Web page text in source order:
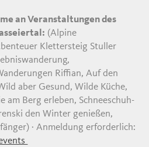
an Veranstaltungen des
(Alpine
Klettersteig Stuller
Riffian, Auf den
aber Gesund, Wilde Küche,
am Berg erleben, Schneeschuh-
den Winter genießen,
· Anmeldung erforderlich: